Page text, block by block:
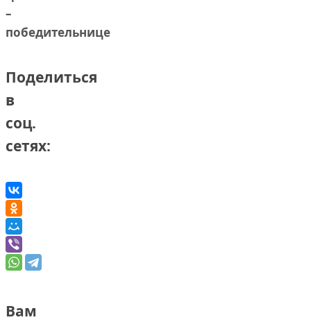
–
победительнице
Поделиться
в
соц.
сетях:
Вам